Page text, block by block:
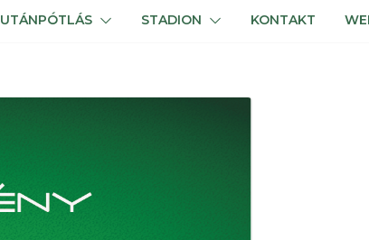
UTÁNPÓTLÁS STADION KONTAKT